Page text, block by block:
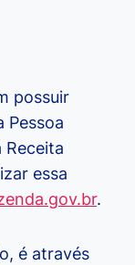
possuir
Pessoa
Receita
essa
.
é através